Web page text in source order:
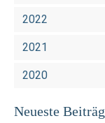
2022
2021
2020
Neueste